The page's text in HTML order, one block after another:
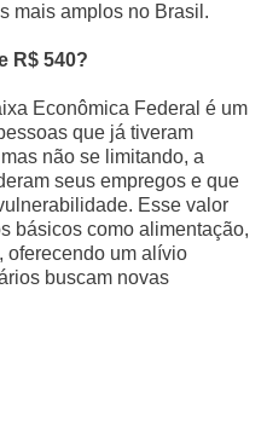
mais amplos no Brasil.
R$ 540?
Econômica Federal é um
que já tiveram
não se limitando, a
seus empregos e que
Esse valor
básicos como alimentação,
oferecendo um alívio
buscam novas